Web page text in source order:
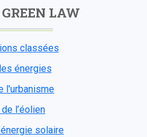
LAW
classées
énergies
l'urbanisme
l’éolien
solaire